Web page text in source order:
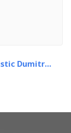
Dumitrans Company Logistic Dumitrascu Florin